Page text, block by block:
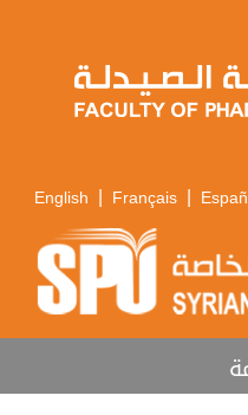
English | Français |